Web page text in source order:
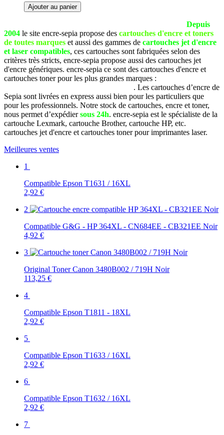
Depuis
2004 le site encre-sepia propose des cartouches d'encre et toners
de toutes marques et aussi des gammes de cartouches jet d'encre
et laser compatibles, ces cartouches sont fabriquées selon des
critères très stricts, encre-sepia propose aussi des cartouches jet
d'encre génériques. encre-sepia ce sont des cartouches d'encre et
cartouches toner pour les plus grandes marques :
. Les cartouches d’encre de
Sepia sont livrées en express aussi bien pour les particuliers que
pour les professionnels. Notre stock de cartouches, encre et toner,
nous permet d’expédiersous 24h. encre-sepia est le spécialiste de la
cartouche Lexmark, cartouche Brother, cartouche HP, etc.
cartouches jet d'encre et cartouches toner pour imprimantes laser.
Meilleures ventes
1
Compatible Epson T1631 / 16XL
2,92 €
2
Compatible G&G - HP 364XL - CN684EE - CB321EE Noir
4,92 €
3
Original Toner Canon 3480B002 / 719H Noir
113,25 €
4
Compatible Epson T1811 - 18XL
2,92 €
5
Compatible Epson T1633 / 16XL
2,92 €
6
Compatible Epson T1632 / 16XL
2,92 €
7